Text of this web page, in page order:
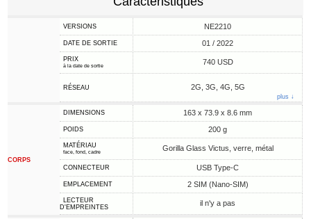
VERSIONS NE2210
DATE DE SORTIE 01 / 2022
PRIX
à la date de sortie 740 USD
RÉSEAU 2G, 3G, 4G, 5G
plus ↓
CORPS
DIMENSIONS 163 x 73.9 x 8.6 mm
POIDS 200 g
MATÉRIAU
face, fond, cadre Gorilla Glass Victus, verre, métal
CONNECTEUR USB Type-C
EMPLACEMENT 2 SIM (Nano-SIM)
LECTEUR
D'EMPREINTES
il n'y a pas